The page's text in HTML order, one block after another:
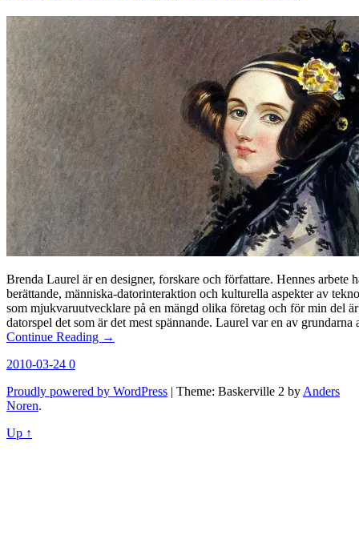
Brenda Laurel är en designer, forskare och författare. Hennes arbete
berättande, människa-datorinteraktion och kulturella aspekter av
som mjukvaruutvecklare på en mängd olika företag och för min del
datorspel det som är det mest spännande. Laurel var en av
Continue Reading →
2010-03-24 0
Proudly powered by WordPress | Theme: Baskerville 2 by Anders
Noren.
Up ↑